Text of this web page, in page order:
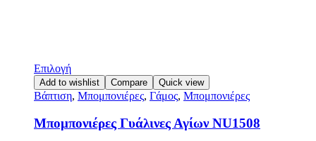
Επιλογή
Add to wishlist Compare Quick view
Βάπτιση, Μπομπονιέρες, Γάμος, Μπομπονιέρες
Μπομπονιέρες Γυάλινες Αγίων NU1508